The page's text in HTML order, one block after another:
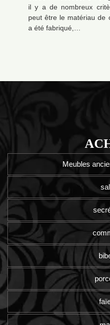
il y a de nombreux
peut être le matériau de
a été fabriqué,…
Meubles